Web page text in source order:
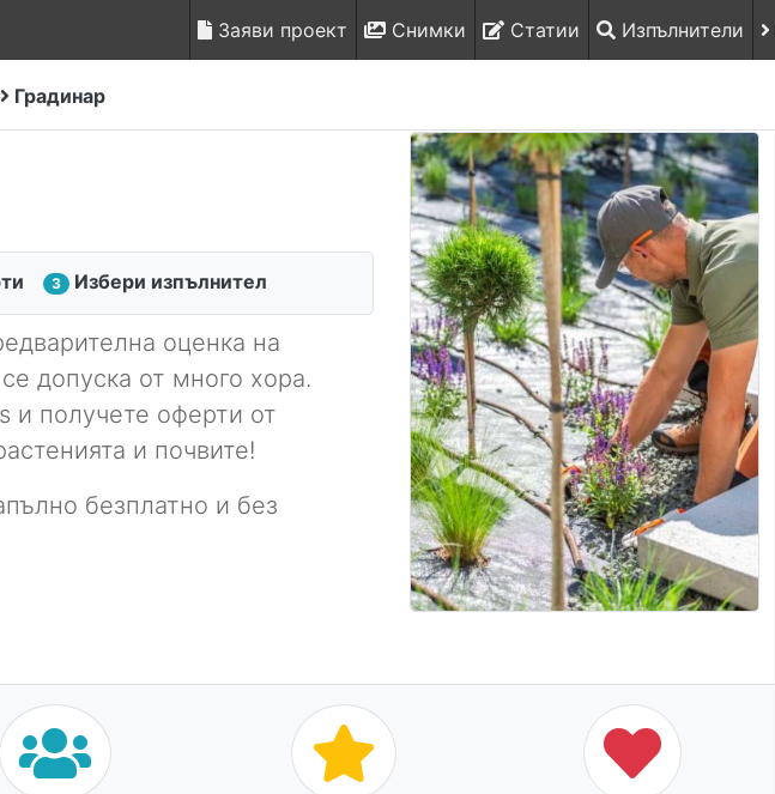
Заяви проект Снимки Статии Изпълнители
Градинар
3 Избери изпълнител
оценка на
допуска от много хора.
и получете оферти от
и почвите!
безплатно и без